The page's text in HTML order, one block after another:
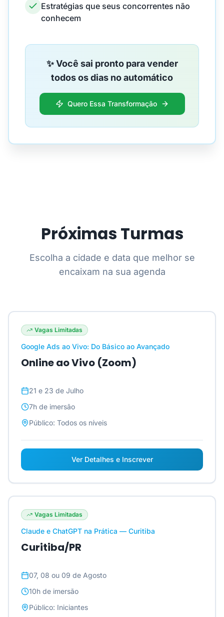
Estratégias que seus concorrentes não
conhecem
✨ Você sai pronto para vender
todos os dias no automático
Quero Essa Transformação
Próximas Turmas
Escolha a cidade e data que melhor se
encaixam na sua agenda
Vagas Limitadas
Google Ads ao Vivo: Do Básico ao Avançado
Online ao Vivo (Zoom)
21 e 23 de Julho
7h de imersão
Público: Todos os níveis
Ver Detalhes e Inscrever
Vagas Limitadas
Claude e ChatGPT na Prática — Curitiba
Curitiba/PR
07, 08 ou 09 de Agosto
10h de imersão
Público: Iniciantes